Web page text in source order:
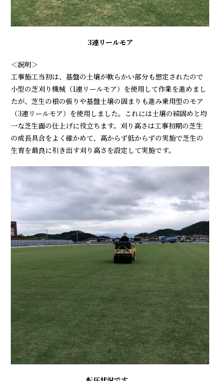
3連リールモア
＜説明＞
工事施工当初は、基盤の土壌が軟らかい部分も想定されたので
小型の芝刈り機械（1連リールモア）を使用して作業を進めまし
たが、芝生の根の張りや基盤土壌の固まりも進み乗用型のモア
（3連リールモア）を使用しました。これには土壌の締固めと均
一な芝生面の仕上げに役立ちます。刈り高さは工事初期の芝生
の成長具合をよく確かめて、高からず低からずの実施で芝生の
生育を最良に引き出す刈り高さを設定して実施です。